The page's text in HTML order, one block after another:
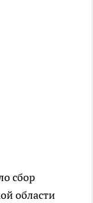
сбор
области